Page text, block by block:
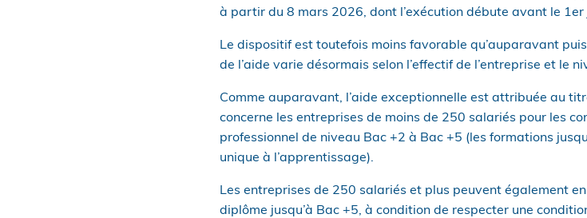
à partir du 8 mars 2026, dont l’exécution débute avant le
Le dispositif est toutefois moins favorable qu’auparavant
de l’aide varie désormais selon l’effectif de l’entreprise et le
Comme auparavant, l’aide exceptionnelle est attribuée au
concerne les entreprises de moins de 250 salariés pour les
professionnel de niveau Bac +2 à Bac +5 (les formations
unique à l’apprentissage).
Les entreprises de 250 salariés et plus peuvent également
diplôme jusqu’à Bac +5, à condition de respecter une